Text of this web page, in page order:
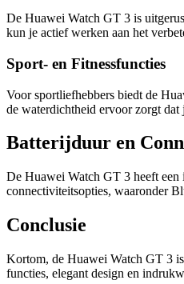
De Huawei Watch GT 3 is
kun je actief werken aan het
Sport- en Fitnessfuncties
Voor sportliefhebbers biedt de
de waterdichtheid ervoor zorgt dat
Batterijduur en
De Huawei Watch GT 3 heeft een
connectiviteitsopties, waaronder
Conclusie
Kortom, de Huawei Watch GT 3 is
functies, elegant design en